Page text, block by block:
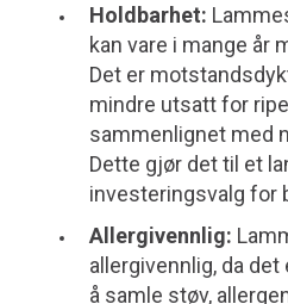
Holdbarhet:
kan vare i mange år
Det er
mindre utsatt for
sammenlignet med
Dette gjør det til et
investeringsvalg for
Allergivennlig:
allergivennlig, da
å samle støv,